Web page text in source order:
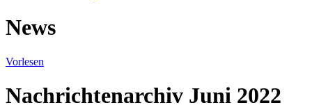
News
Vorlesen
Nachrichtenarchiv Juni 2022